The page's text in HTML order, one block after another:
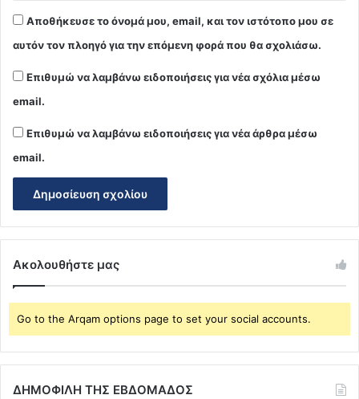
Αποθήκευσε το όνομά μου, email, και τον ιστότοπο μου σε
αυτόν τον πλοηγό για την επόμενη φορά που θα σχολιάσω.
Επιθυμώ να λαμβάνω ειδοποιήσεις για νέα σχόλια μέσω
email.
Επιθυμώ να λαμβάνω ειδοποιήσεις για νέα άρθρα μέσω
email.
Ακολουθήστε μας
Go to the Arqam options page to set your social accounts.
ΔΗΜΟΦΙΛΗ ΤΗΣ ΕΒΔΟΜΑΔΟΣ